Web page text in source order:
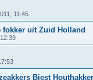
11:45
fokker uit Zuid Holland
Biest